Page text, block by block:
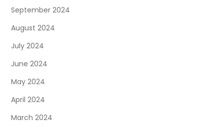
September 2024
August 2024
July 2024
June 2024
May 2024
April 2024
March 2024